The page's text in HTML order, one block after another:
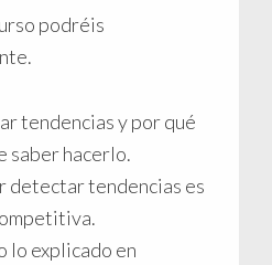
podréis
tendencias y por qué
saber hacerlo.
detectar tendencias es
lo explicado en